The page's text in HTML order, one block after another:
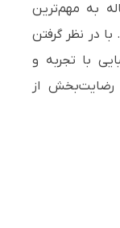
به مهم‌ترین
در نظر گرفتن
با تجربه و
رضایت‌بخش از